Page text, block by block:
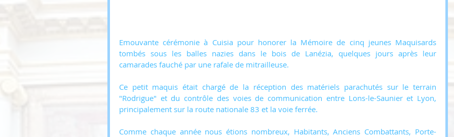
Emouvante cérémonie à Cuisia pour honorer la Mémoire de cinq jeunes Maquisards
tombés sous les balles nazies dans le bois de Lanézia, quelques jours après leur
camarades fauché par une rafale de mitrailleuse.
Ce petit maquis était chargé de la réception des matériels parachutés sur le terrain
"Rodrigue" et du contrôle des voies de communication entre Lons-le-Saunier et Lyon,
principalement sur la route nationale 83 et la voie ferrée.
Comme chaque année nous étions nombreux, Habitants, Anciens Combattants, Porte-